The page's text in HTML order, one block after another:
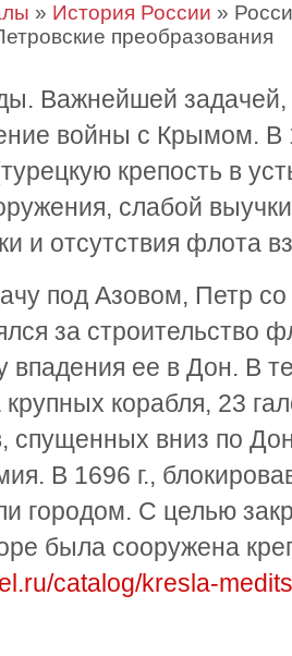
» История России »
преобразования
Важнейшей
войны с Крымом. В
крепость в
слабой
и отсутствия флота
под Азовом, Петр
за строительство
впадения ее в Дон. В
корабля, 23
спущенных вниз по
В 1696 г.,
городом. С целью
была сооружена
catalog/kresla-